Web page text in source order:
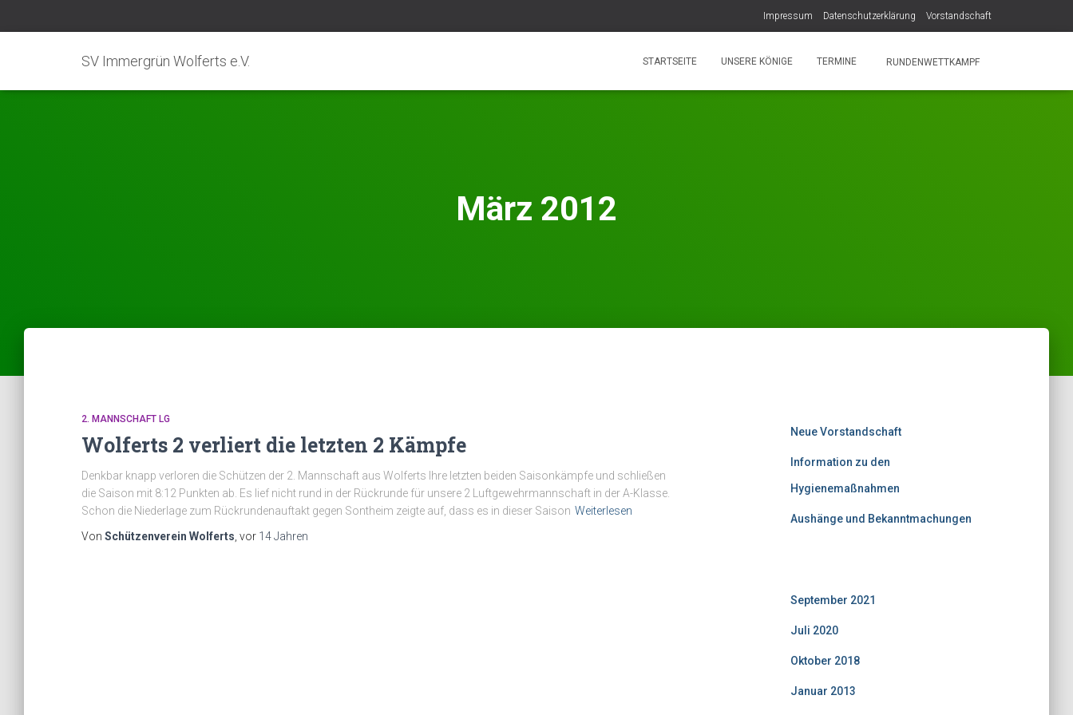
Impressum Datenschutzerklärung Vorstandschaft
SV Immergrün Wolferts e.V. STARTSEITE UNSERE KÖNIGE TERMINE RUNDENWETTKAMPF
März 2012
2. MANNSCHAFT LG
Wolferts 2 verliert die letzten 2 Kämpfe
Denkbar knapp verloren die Schützen der 2. Mannschaft aus Wolferts Ihre letzten beiden Saisonkämpfe und schließen
die Saison mit 8:12 Punkten ab. Es lief nicht rund in der Rückrunde für unsere 2 Luftgewehrmannschaft in der A-Klasse.
Schon die Niederlage zum Rückrundenauftakt gegen Sontheim zeigte auf, dass es in dieser Saison Weiterlesen
Von Schützenverein Wolferts , vor 14 Jahren
Neue Vorstandschaft
Information zu den
Hygienemaßnahmen
Aushänge und Bekanntmachungen
September 2021
Juli 2020(1)
Oktober 2018(3)
Januar 2013